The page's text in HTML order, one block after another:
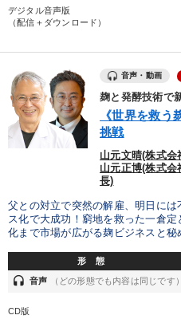
ondemand_video 経営音声・動画を探す
しいただけます
カテゴリー
成功哲学・人間学
仕事のスキルと人間力を高める
【最新刊】精神科医・和田秀樹
会社をつくる厳選講話
【5月】音声・映像 【2026
【4月】音声・映像 【2月】
デジタル音声版
（配信＋ダウンロード）
音声・動画
麹と発酵技術で
《世界を救
挑戦
山元文晴(株式
山元正博(株式
長)
父との対立で突然の解雇、明日に
ス化で大成功！窮地を救った一倉
化まで市場が広がる麹ビジネスと秘
形 態
headset 音声 （どの形態でも内容は同じです）
CD版